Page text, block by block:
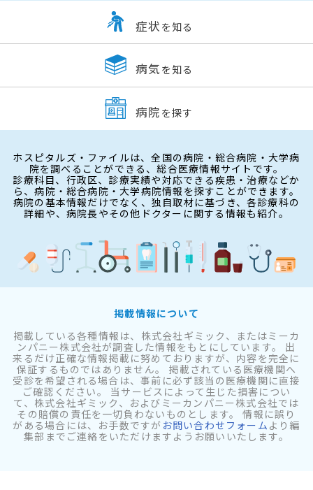
症状 を知る
病気 を知る
病院 を探す
ホスピタルズ・ファイルは、全国の病院・総合病院・大学病
院を調べることができる、総合医療情報サイトです。
診療科目、行政区、診療実績や対応できる疾患・治療などか
ら、病院・総合病院・大学病院情報を探すことができます。
病院の基本情報だけでなく、独自取材に基づき、各診療科の
詳細や、病院長やその他ドクターに関する情報も紹介。
掲載情報について
掲載している各種情報は、株式会社ギミック、またはミーカ
ンパニー株式会社が調査した情報をもとにしています。 出
来るだけ正確な情報掲載に努めておりますが、内容を完全に
保証するものではありません。 掲載されている医療機関へ
受診を希望される場合は、事前に必ず該当の医療機関に直接
ご確認ください。 当サービスによって生じた損害につい
て、株式会社ギミック、およびミーカンパニー株式会社では
その賠償の責任を一切負わないものとします。 情報に誤り
がある場合には、お手数ですが お問い合わせフォーム より編
集部までご連絡をいただけますようお願いいたします。